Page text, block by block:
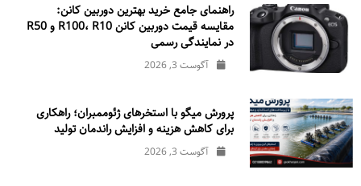
راهنمای جامع خرید بهترین دوربین کانن:
مقایسه قیمت دوربین کانن R100، R10 و R50
در نمایندگی رسمی
آگوست 3, 2026
پرورش میگو با استخرهای ژئوممبران؛ راهکاری
برای کاهش هزینه و افزایش راندمان تولید
آگوست 3, 2026